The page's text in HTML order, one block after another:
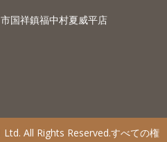
国祥鎮福中村夏威平店
Ltd. All Rights Reserved.すべての権